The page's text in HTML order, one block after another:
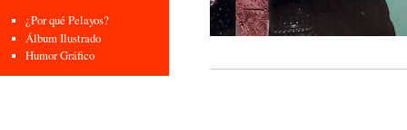
¿Por qué Pelayos?
Álbum Ilustrado
Humor Gráfico